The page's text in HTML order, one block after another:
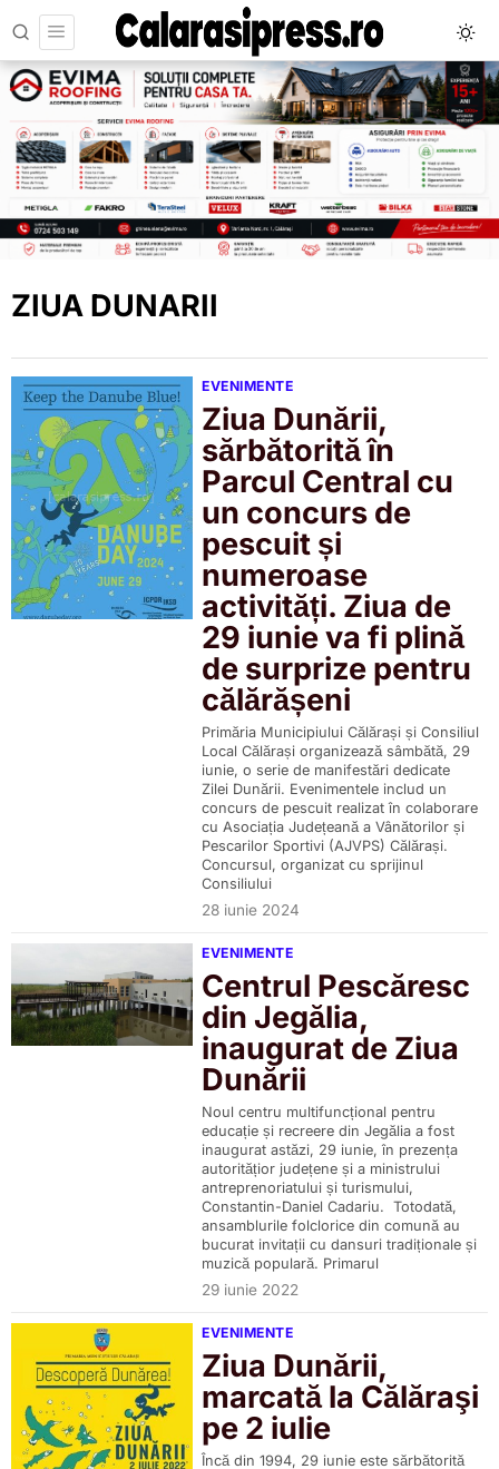
ZIUA DUNARII
EVENIMENTE
Ziua Dunării,
sărbătorită în
Parcul Central cu
un concurs de
pescuit și
numeroase
activități. Ziua de
29 iunie va fi plină
de surprize pentru
călărășeni
Primăria Municipiului Călărași și Consiliul
Local Călărași organizează sâmbătă, 29
iunie, o serie de manifestări dedicate
Zilei Dunării. Evenimentele includ un
concurs de pescuit realizat în colaborare
cu Asociația Județeană a Vânătorilor și
Pescarilor Sportivi (AJVPS) Călărași.
Concursul, organizat cu sprijinul
Consiliului
28 iunie 2024
EVENIMENTE
Centrul Pescăresc
din Jegălia,
inaugurat de Ziua
Dunării
Noul centru multifuncțional pentru
educație și recreere din Jegălia a fost
inaugurat astăzi, 29 iunie, în prezența
autoritățior județene și a ministrului
antreprenoriatului și turismului,
Constantin-Daniel Cadariu. Totodată,
ansamblurile folclorice din comună au
bucurat invitații cu dansuri tradiționale și
muzică populară. Primarul
29 iunie 2022
EVENIMENTE
Ziua Dunării,
marcată la Călăraşi
pe 2 iulie
Încă din 1994, 29 iunie este sărbătorită